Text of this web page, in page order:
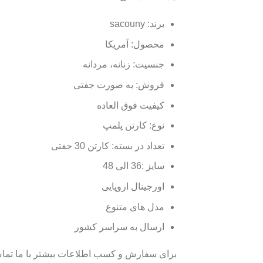
برند: ⁣sacouny
محصول: آمریکا
جنسیت: زنانه، مردانه
فروش: به صورت جفتی
کیفیت فوق العاده
نوع: کارتن پلمپ
تعداد در بسته: کارتن 30 جفتی
سایز :36 الی 48
اورجینال اروپایی
مدل های متنوع
ارسال به سراسر کشور
برای سفارش و کسب اطلاعات بیشتر با ما